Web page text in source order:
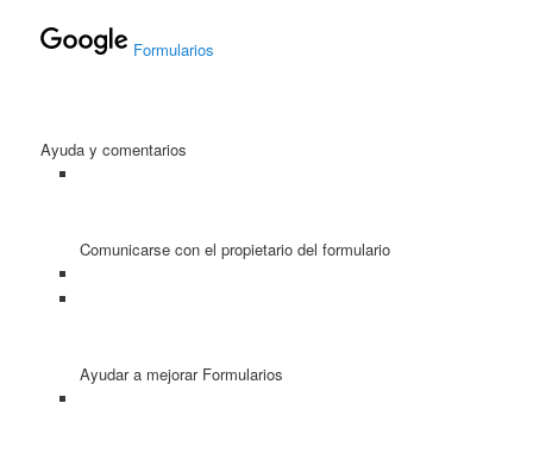
Formularios
Ayuda y comentarios
Comunicarse con el propietario del formulario
Ayudar a mejorar Formularios